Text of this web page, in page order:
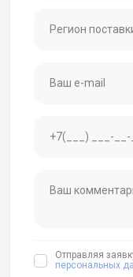
Отправляя
персональных